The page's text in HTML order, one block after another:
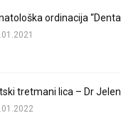
ordinacija
tretmani lica – Dr